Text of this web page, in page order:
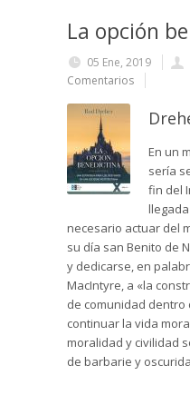
La opción
05 Ene, 2019
Comentarios
En un
sería
fin del
necesario actuar del
su día san Benito de
y dedicarse, en
MacIntyre, a «la
de comunidad
continuar la vida
moralidad y civilidad
de barbarie y